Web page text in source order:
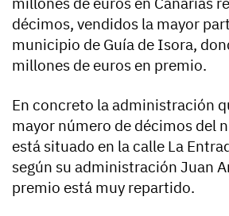
décimos, vendidos la mayor
municipio de Guía de Isora,
millones de euros en premio.
En concreto la administración
mayor número de décimos del
está situado en la calle La
según su administración Juan
premio está muy repartido.